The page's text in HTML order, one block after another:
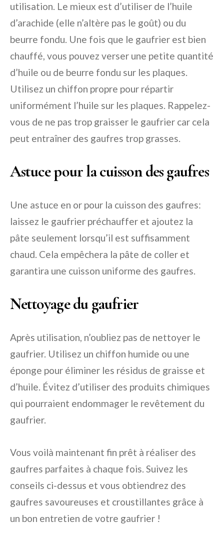
utilisation. Le mieux est d’utiliser de l’huile
d’arachide (elle n’altère pas le goût) ou du
beurre fondu. Une fois que le gaufrier est bien
chauffé, vous pouvez verser une petite quantité
d’huile ou de beurre fondu sur les plaques.
Utilisez un chiffon propre pour répartir
uniformément l’huile sur les plaques. Rappelez-
vous de ne pas trop graisser le gaufrier car cela
peut entraîner des gaufres trop grasses.
Astuce pour la cuisson des gaufres
Une astuce en or pour la cuisson des gaufres:
laissez le gaufrier préchauffer et ajoutez la
pâte seulement lorsqu’il est suffisamment
chaud. Cela empêchera la pâte de coller et
garantira une cuisson uniforme des gaufres.
Nettoyage du gaufrier
Après utilisation, n’oubliez pas de nettoyer le
gaufrier. Utilisez un chiffon humide ou une
éponge pour éliminer les résidus de graisse et
d’huile. Évitez d’utiliser des produits chimiques
qui pourraient endommager le revêtement du
gaufrier.
Vous voilà maintenant fin prêt à réaliser des
gaufres parfaites à chaque fois. Suivez les
conseils ci-dessus et vous obtiendrez des
gaufres savoureuses et croustillantes grâce à
un bon entretien de votre gaufrier !